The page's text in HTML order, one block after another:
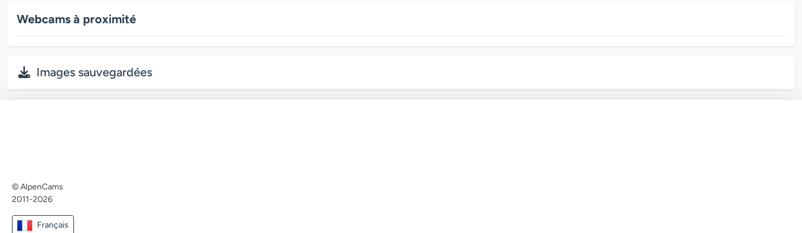
Webcams à proximité
Images sauvegardées
© AlpenCams
2011-2026
Français